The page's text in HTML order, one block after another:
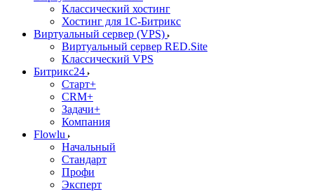
Классический хостинг
Хостинг для 1С-Битрикс
Виртуальный сервер (VPS)
Виртуальный сервер RED.Site
Классический VPS
Битрикс24
Старт+
CRM+
Задачи+
Компания
Flowlu
Начальный
Стандарт
Профи
Эксперт